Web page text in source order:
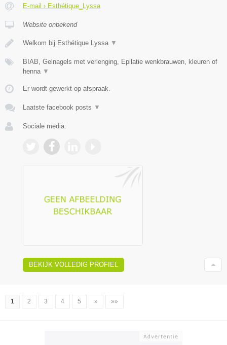
E-mail › Esthétique_Lyssa
Website onbekend
Welkom bij Esthétique Lyssa ▼
BIAB, Gelnagels met verlenging, Epilatie wenkbrauwen, kleuren of
henna ▼
Er wordt gewerkt op afspraak.
Laatste facebook posts ▼
Sociale media:
BEKIJK VOLLEDIG PROFIEL
1 2 3 4 5 » »»